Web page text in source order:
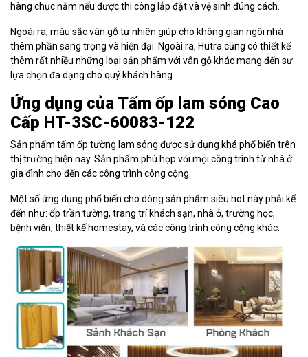
hàng chục năm nếu được thi công lắp đặt và vệ sinh đúng cách.
Ngoài ra, màu sắc vân gỗ tự nhiên giúp cho không gian ngôi nhà
thêm phần sang trọng và hiện đại. Ngoài ra, Hutra cũng có thiết kế
thêm rất nhiều những loại sản phẩm với vân gỗ khác mang đến sự
lựa chọn đa dạng cho quý khách hàng.
Ứng dụng của Tấm ốp lam sóng Cao
Cấp HT-3SC-60083-122
Sản phẩm tấm ốp tường lam sóng được sử dụng khá phổ biến trên
thị trường hiện nay. Sản phẩm phù hợp với mọi công trình từ nhà ở
gia đình cho đến các công trình công cộng.
Một số ứng dụng phổ biến cho dòng sản phẩm siêu hot này phải kể
đến như: ốp trần tường, trang trí khách sạn, nhà ở, trường học,
bệnh viện, thiết kế homestay, và các công trình công cộng khác.